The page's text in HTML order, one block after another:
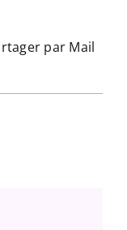
par Mail